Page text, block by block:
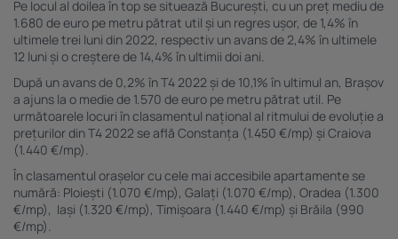
Pe locul al doilea în top se situează București, cu un preț mediu de
1.680 de euro pe metru pătrat util și un regres ușor, de 1,4% în
ultimele trei luni din 2022, respectiv un avans de 2,4% în ultimele
12 luni și o creștere de 14,4% în ultimii doi ani.
După un avans de 0,2% în T4 2022 și de 10,1% în ultimul an, Brașov
a ajuns la o medie de 1.570 de euro pe metru pătrat util. Pe
următoarele locuri în clasamentul național al ritmului de evoluție a
prețurilor din T4 2022 se află Constanța (1.450 €/mp) și Craiova
(1.440 €/mp).
În clasamentul orașelor cu cele mai accesibile apartamente se
numără: Ploiești (1.070 €/mp), Galați (1.070 €/mp), Oradea (1.300
€/mp), Iași (1.320 €/mp), Timișoara (1.440 €/mp) și Brăila (990
€/mp).
diferite. Utilizarea de date limitate pentru a selecta publicitatea. Utilizarea datelor
limitate pentru a selecta conținutul. Date precise de geolocație și identificarea prin
scanarea dispozitivului.